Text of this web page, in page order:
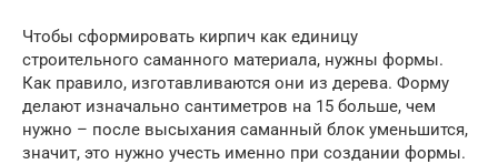
Чтобы сформировать кирпич как единицу
строительного саманного материала, нужны формы.
Как правило, изготавливаются они из дерева. Форму
делают изначально сантиметров на 15 больше, чем
нужно – после высыхания саманный блок уменьшится,
значит, это нужно учесть именно при создании формы.